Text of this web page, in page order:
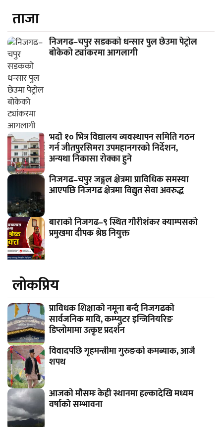
ताजा
निजगढ–चपुर सडकको धन्सार पुल छेउमा पेट्रोल
बोकेको ट्यांकरमा आगलागी
भदौ १० भित्र विद्यालय व्यवस्थापन समिति गठन
गर्न जीतपुरसिमरा उपमहानगरको निर्देशन,
अन्यथा निकासा रोक्का हुने
निजगढ–चपुर जङ्गल क्षेत्रमा प्राविधिक समस्या
आएपछि निजगढ क्षेत्रमा विद्युत सेवा अवरुद्ध
बाराको निजगढ–९ स्थित गौरीशंकर क्याम्पसको
प्रमुखमा दीपक श्रेष्ठ नियुक्त
लाेकप्रिय
प्राविधक शिक्षाको नमूना बन्दै निजगढको
सार्वजनिक मावि, कम्प्युटर इन्जिनियरिङ
डिप्लोमामा उत्कृष्ट प्रदर्शन
विवादपछि गृहमन्त्रीमा गुरुङको कमब्याक, आजै
शपथ
आजको मौसमः केही स्थानमा हल्कादेखि मध्यम
वर्षाको सम्भावना